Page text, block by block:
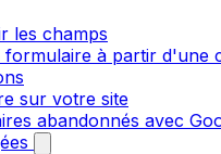
les champs
à partir d'une
sur votre site
abandonnés avec